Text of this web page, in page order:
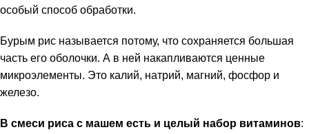
особый способ обработки.
Бурым рис называется потому, что сохраняется большая
часть его оболочки. А в ней накапливаются ценные
микроэлементы. Это калий, натрий, магний, фосфор и
железо.
В смеси риса с машем есть и целый набор витаминов: